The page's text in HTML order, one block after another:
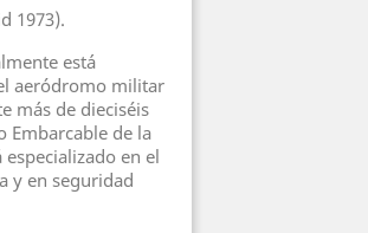
1973).
está
aeródromo militar
más de dieciséis
Embarcable de la
en el
y en seguridad